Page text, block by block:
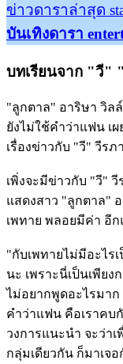
ข่าวดาราล่าสุด
บันเทิงดารา
บทเรียนจาก "วี"
"ลูกตาล" อาริษา วิล
ยังไม่ใช้คำว่าแฟน เ
เรื่องข่าวกับ "วี" วีร
เพิ่งจะมีข่าวกับ "วี"
แสดงสาว "ลูกตาล"
เพทาย พลอยมีค่า อีก
"กับเพทายไม่มีอะไร
นะ เพราะนี่เป็นเพีย
ไม่อยากพูดอะไรมา
คำว่าแฟน คือเราคบ
วงการแนะนำ จะว่า
กลุ่มเดียวกัน ก็มาเจ